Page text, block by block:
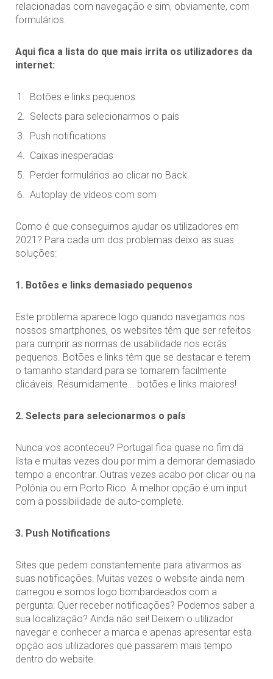
relacionadas com navegação e sim, obviamente, com
formulários.
Aqui fica a lista do que mais irrita os utilizadores da
internet:
Botões e links pequenos
Selects para selecionarmos o país
Push notifications
Caixas inesperadas
Perder formulários ao clicar no Back
Autoplay de vídeos com som
Como é que conseguimos ajudar os utilizadores em
2021? Para cada um dos problemas deixo as suas
soluções:
1. Botões e links demasiado pequenos
Este problema aparece logo quando navegamos nos
nossos smartphones, os websites têm que ser refeitos
para cumprir as normas de usabilidade nos ecrãs
pequenos. Botões e links têm que se destacar e terem
o tamanho standard para se tornarem facilmente
clicáveis. Resumidamente... botões e links maiores!
2. Selects para selecionarmos o país
Nunca vos aconteceu? Portugal fica quase no fim da
lista e muitas vezes dou por mim a demorar demasiado
tempo a encontrar. Outras vezes acabo por clicar ou na
Polónia ou em Porto Rico. A melhor opção é um input
com a possibilidade de auto-complete.
3. Push Notifications
Sites que pedem constantemente para ativarmos as
suas notificações. Muitas vezes o website ainda nem
carregou e somos logo bombardeados com a
pergunta: Quer receber notificações? Podemos saber a
sua localização? Ainda não sei! Deixem o utilizador
navegar e conhecer a marca e apenas apresentar esta
opção aos utilizadores que passarem mais tempo
dentro do website.